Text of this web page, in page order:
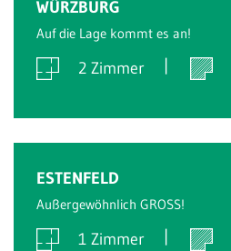
WÜRZBURG
Auf die Lage kommt es an!
2 Zimmer
ESTENFELD
Außergewöhnlich GROSS!
1 Zimmer